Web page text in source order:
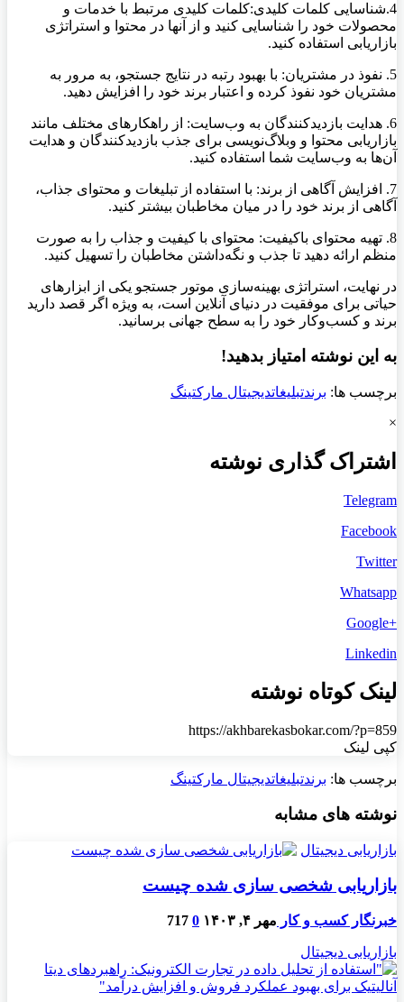
4.شناسایی کلمات کلیدی:کلمات کلیدی مرتبط با خدمات و
محصولات خود را شناسایی کنید و از آنها در محتوا و استراتژی
بازاریابی استفاده کنید.
5. نفوذ در مشتریان: با بهبود رتبه در نتایج جستجو، به مرور به
مشتریان خود نفوذ کرده و اعتبار برند خود را افزایش دهید.
6. هدایت بازدیدکنندگان به وب‌سایت: از راهکارهای مختلف مانند
بازاریابی محتوا و وبلاگ‌نویسی برای جذب بازدیدکنندگان و هدایت
آن‌ها به وب‌سایت شما استفاده کنید.
7. افزایش آگاهی از برند: با استفاده از تبلیغات و محتوای جذاب،
آگاهی از برند خود را در میان مخاطبان بیشتر کنید.
8. تهیه محتوای باکیفیت: محتوای با کیفیت و جذاب را به صورت
منظم ارائه دهید تا جذب و نگه‌داشتن مخاطبان را تسهیل کنید.
در نهایت، استراتژی بهینه‌سازی موتور جستجو یکی از ابزارهای
حیاتی برای موفقیت در دنیای آنلاین است، به ویژه اگر قصد دارید
برند و کسب‌و‌کار خود را به سطح جهانی برسانید.
به این نوشته امتیاز بدهید!
برچسب ها: برندتبلیغاتدیجیتال مارکتینگ
×
اشتراک گذاری نوشته
Telegram
Facebook
Twitter
Whatsapp
+Google
Linkedin
لینک کوتاه نوشته
https://akhbarekasbokar.com/?p=859
کپی لینک
برچسب ها: برندتبلیغاتدیجیتال مارکتینگ
نوشته های مشابه
بازاریابی دیجیتال
بازاریابی شخصی سازی شده چیست
خبرنگار کسب و کار مهر ۴, ۱۴۰۳ 0
717
بازاریابی دیجیتال